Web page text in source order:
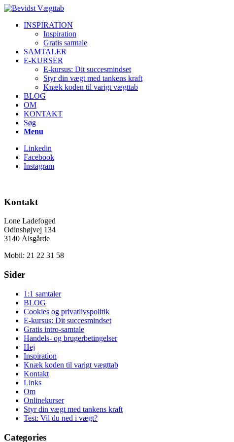
INSPIRATION
Inspiration
Gratis samtale
SAMTALER
E-KURSER
E-kursus: Dit succesmindset
Styr din vægt med tankens kraft
Knæk koden til varigt vægttab
BLOG
OM
KONTAKT
Søg
Menu
Linkedin
Facebook
Instagram
Kontakt
Lone Ladefoged
Odinshøjvej 134
3140 Ålsgårde
Mobil: 21 22 31 58
Sider
1:1 samtaler
BLOG
Cookies og privatlivspolitik
E-kursus: Dit succesmindset
Gratis intro-samtale
Handels- og brugerbetingelser
Hej
Inspiration
Knæk koden til varigt vægttab
Kontakt
Links
Om
Onlinekurser
Styr din vægt med tankens kraft
Test: Vil du ned i vægt?
Categories